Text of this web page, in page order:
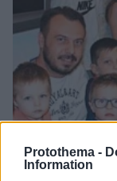
Protothema -
Information